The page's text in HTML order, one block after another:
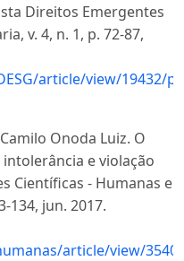
Direitos Emergentes
v. 4, n. 1, p. 72-87,
article/view/19432/
Camilo Onoda Luiz. O
e violação
Científicas - Humanas e
134, jun. 2017.
article/view/